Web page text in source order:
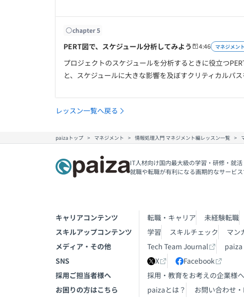
chapter5
PERT図で、スケジュール分析してみよう 4:46 マネジメント
プロジェクトのスケジュールを分析するときに役立つ
と、スケジュールに大きな影響を及ぼすクリティカルパ
レッスン一覧へ戻る
paizaトップ マネジメント 情報処理入門 マネジメント編レッスン一覧
IT人材向け国内最大級の学習・研修・就
就職や転職が有利になる画期的なサービ
キャリアコンテンツ 転職・キャリア 未経験転職
スキルアップコンテンツ
学習 スキルチェック
マン
メディア・その他
Tech Team Journal
SNS
X
Facebook
採用ご担当者様へ
採用・教育をお考えの企業様へ
お困りの方はこちら
paizaとは？ お問い合わせ・